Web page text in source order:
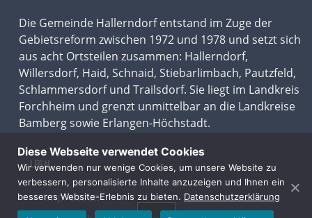
Die Gemeinde Hallerndorf entstand im Zuge der
Gebietsreform zwischen 1972 und 1978 und setzt sich
aus acht Ortsteilen zusammen: Hallerndorf,
Willersdorf, Haid, Schnaid, Stiebarlimbach, Pautzfeld,
Schlammersdorf und Trailsdorf. Sie liegt im Landkreis
Forchheim und grenzt unmittelbar an die Landkreise
Bamberg sowie Erlangen-Höchstadt.
LEGAL
Impressum
Diese Webseite verwendet Cookies
Wir verwenden nur wenige Cookies, um unsere Website zu
verbessern, personalisierte Inhalte anzuzeigen und Ihnen ein
besseres Website-Erlebnis zu bieten. Datenschutzerklärung